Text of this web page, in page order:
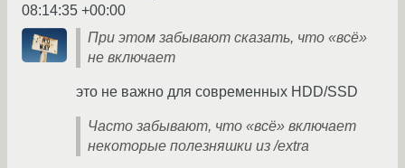
08:14:35 +00:00
При этом забывают сказать, что «всё»
не включает
это не важно для современных HDD/SSD
Часто забывают, что «всё» включает
некоторые полезняшки из /extra